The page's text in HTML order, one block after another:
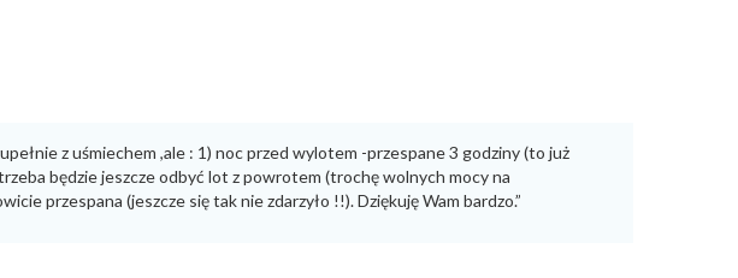
z uśmiechem ,ale : 1) noc przed wylotem -przespane 3 godziny (to już
będzie jeszcze odbyć lot z powrotem (trochę wolnych mocy na
przespana (jeszcze się tak nie zdarzyło !!). Dziękuję Wam bardzo.”